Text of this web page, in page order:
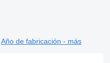
Año de fabricación - más